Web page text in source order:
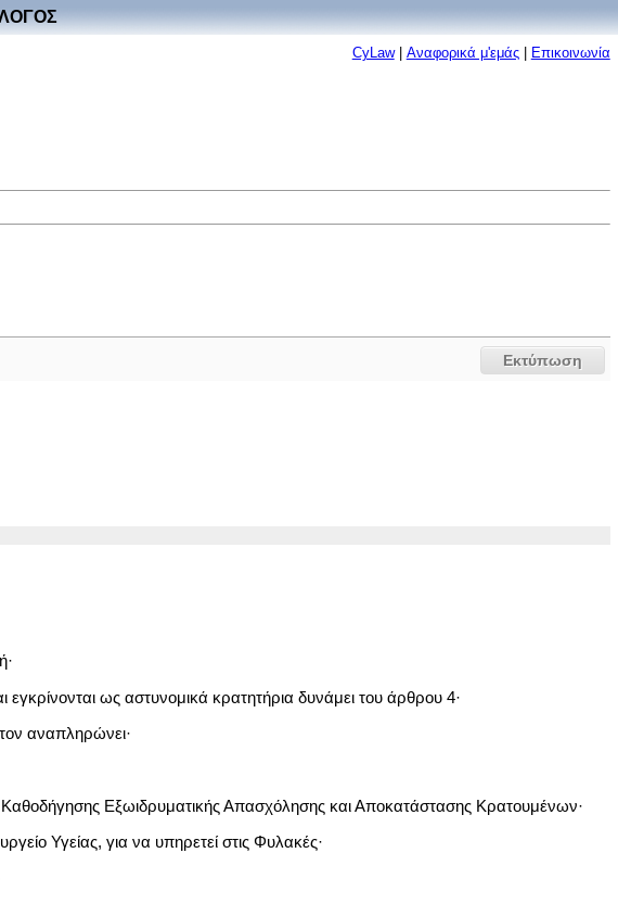
CyLaw| Αναφορικά μ'εμάς| Επικοινωνία
Εκτύπωση
εγκρίνονται ως αστυνομικά κρατητήρια δυνάμει του άρθρου 4·
αναπληρώνει·
Εξωιδρυματικής Απασχόλησης και Αποκατάστασης Κρατουμένων·
Υγείας, για να υπηρετεί στις Φυλακές·